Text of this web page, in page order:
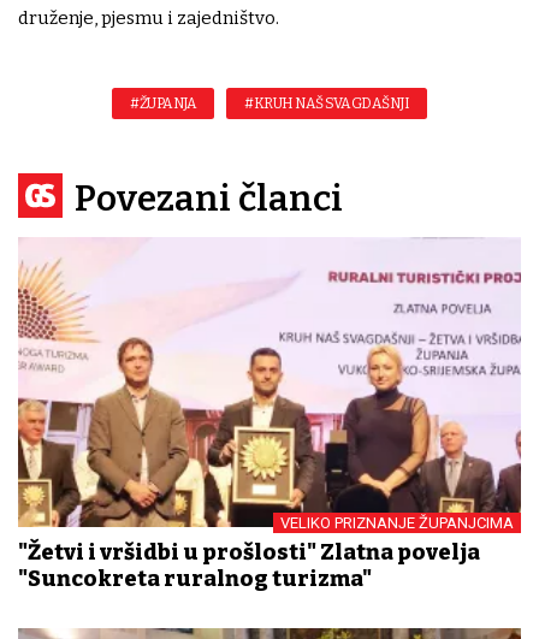
druženje, pjesmu i zajedništvo.
#ŽUPANJA #KRUH NAŠ SVAGDAŠNJI
Povezani članci
VELIKO PRIZNANJE ŽUPANJCIMA
"Žetvi i vršidbi u prošlosti" Zlatna povelja
"Suncokreta ruralnog turizma"